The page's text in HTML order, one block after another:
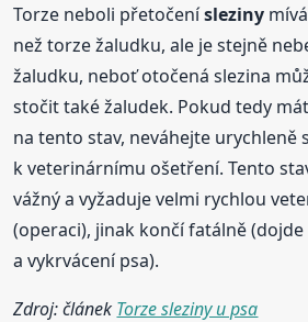
Torze neboli přetočenísleziny
než torze žaludku, ale je stejně
žaludku, neboť otočená slezina
stočit také žaludek. Pokud tedy
na tento stav, neváhejte urychleně
k veterinárnímu ošetření. Tento
vážný a vyžaduje velmi rychlou
(operaci), jinak končí fatálně
a vykrvácení psa).
Zdroj: článek Torze sleziny u psa